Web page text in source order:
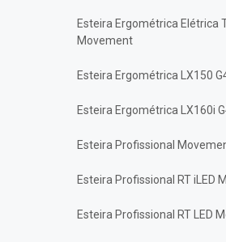
Esteira Ergométrica Elétrica
Movement
Esteira Ergométrica LX150
Esteira Ergométrica LX160i
Esteira Profissional
Esteira Profissional RT iLED
Esteira Profissional RT LED